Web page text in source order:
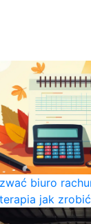
biuro
jak